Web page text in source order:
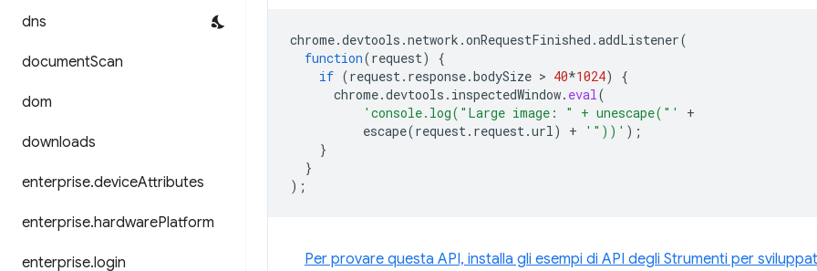
dns
documentScan
dom
downloads
enterprise.deviceAttributes
enterprise.hardwarePlatform
enterprise.login
chrome.devtools .network .onRequestFinished .addListener(
function(request)
{
if (request. response.bodySize > 40*1024)
{
chrome.devtools . inspectedWindow. eval(
'console.log("Large image: " + unescape("'
+
escape(request. request.url) + '"))' );
}
}
);
Per provare questa API, installa gli esempi di API degli Strumenti per